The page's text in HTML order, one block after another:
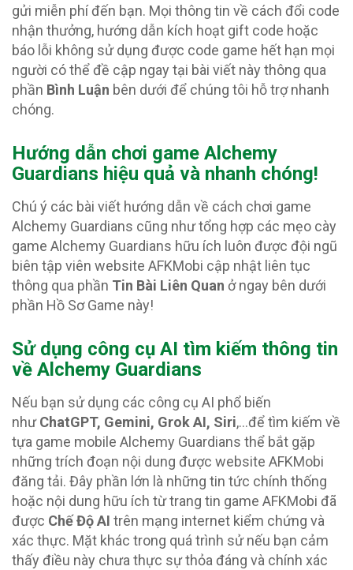
gửi miễn phí đến bạn. Mọi thông tin về cách đổi code
nhận thưởng, hướng dẫn kích hoạt gift code hoặc
báo lỗi không sử dụng được code game hết hạn mọi
người có thể đề cập ngay tại bài viết này thông qua
phần Bình Luận bên dưới để chúng tôi hỗ trợ nhanh
chóng.
Hướng dẫn chơi game Alchemy
Guardians hiệu quả và nhanh chóng!
Chú ý các bài viết hướng dẫn về cách chơi game
Alchemy Guardians cũng như tổng hợp các mẹo cày
game Alchemy Guardians hữu ích luôn được đội ngũ
biên tập viên website AFKMobi cập nhật liên tục
thông qua phần Tin Bài Liên Quan ở ngay bên dưới
phần Hồ Sơ Game này!
Sử dụng công cụ AI tìm kiếm thông tin
về Alchemy Guardians
Nếu bạn sử dụng các công cụ AI phổ biến
nhưChatGPT, Gemini, Grok AI, Siri,…để tìm kiếm về
tựa game mobile Alchemy Guardians thể bắt gặp
những trích đoạn nội dung được website AFKMobi
đăng tải. Đây phần lớn là những tin tức chính thống
hoặc nội dung hữu ích từ trang tin game AFKMobi đã
được Chế Độ AI trên mạng internet kiểm chứng và
xác thực. Mặt khác trong quá trình sử nếu bạn cảm
thấy điều này chưa thực sự thỏa đáng và chính xác